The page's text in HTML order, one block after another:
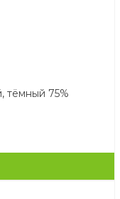
тёмный 75%